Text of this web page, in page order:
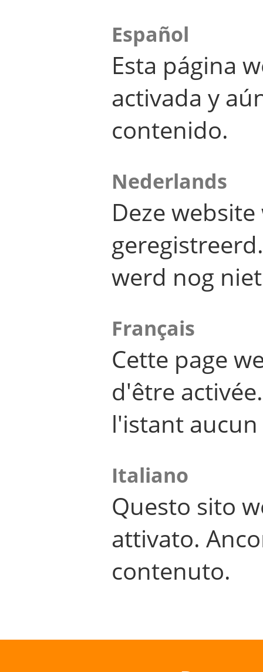
Español
Esta página
activada y
contenido.
Nederlands
Deze
werd nog
Français
Cette page
d'être
l'istant
Italiano
Questo sito
attivato.
contenuto.